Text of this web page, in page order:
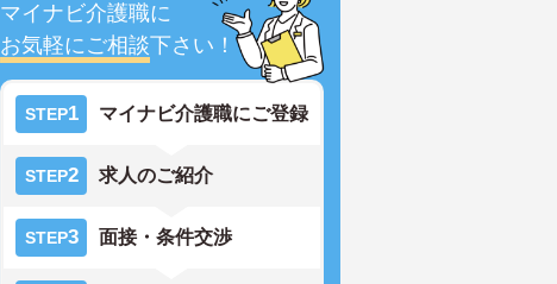
マイナビ介護職に
お気軽にご相談下さい！
STEP1 マイナビ介護職にご登録
STEP2 求人のご紹介
STEP3 面接・条件交渉